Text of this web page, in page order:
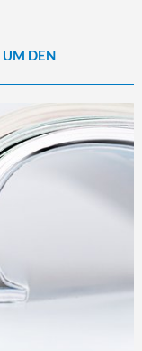
DEN